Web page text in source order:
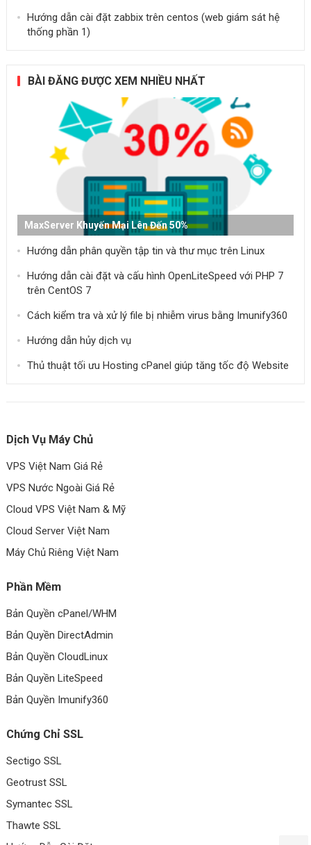
Hướng dẫn cài đặt zabbix trên centos (web giám sát hệ
thống phần 1)
BÀI ĐĂNG ĐƯỢC XEM NHIỀU NHẤT
MaxServer Khuyến Mại Lên Đến 50%
Hướng dẫn phân quyền tập tin và thư mục trên Linux
Hướng dẫn cài đặt và cấu hình OpenLiteSpeed ​​với PHP 7
trên CentOS 7
Cách kiểm tra và xử lý file bị nhiễm virus bằng Imunify360
Hướng dẫn hủy dịch vụ
Thủ thuật tối ưu Hosting cPanel giúp tăng tốc độ Website
Dịch Vụ Máy Chủ
VPS Việt Nam Giá Rẻ
VPS Nước Ngoài Giá Rẻ
Cloud VPS Việt Nam & Mỹ
Cloud Server Việt Nam
Máy Chủ Riêng Việt Nam
Phần Mềm
Bản Quyền cPanel/WHM
Bản Quyền DirectAdmin
Bản Quyền CloudLinux
Bản Quyền LiteSpeed
Bản Quyền Imunify360
Chứng Chỉ SSL
Sectigo SSL
Geotrust SSL
Symantec SSL
Thawte SSL